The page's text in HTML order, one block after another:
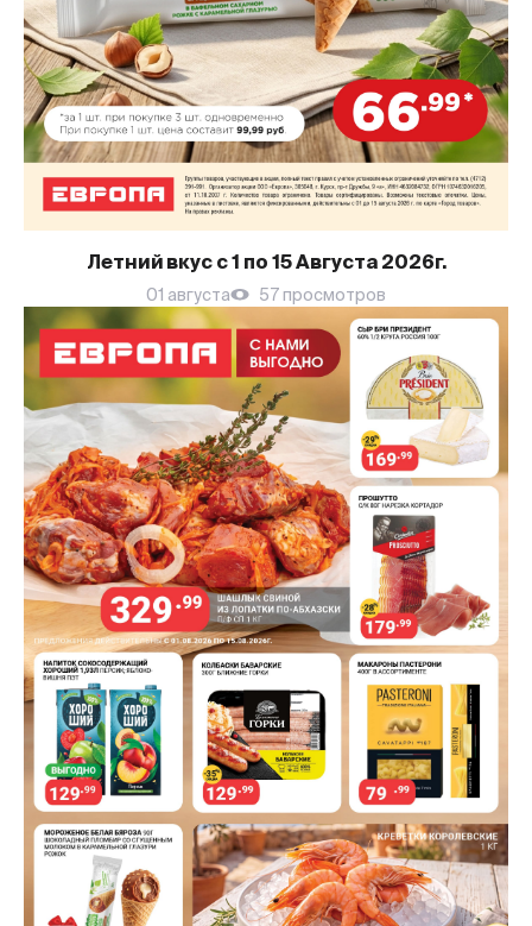
Летний вкус с 1 по 15 Августа 2026г.
01 августа 57 просмотров